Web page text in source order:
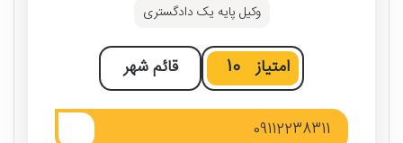
وکیل پایه یک دادگستری
امتیاز 10 قائم‌ شهر
09112238311